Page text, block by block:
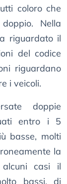
coloro che
Nella
riguardato il
del codice
riguardano
i veicoli.
doppie
entro i 5
basse, molti
la
casi il
bassi, di